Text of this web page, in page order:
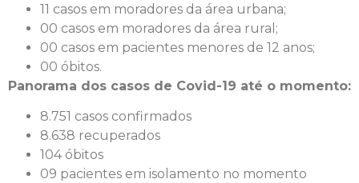
11 casos em moradores da área urbana;
00 casos em moradores da área rural;
00 casos em pacientes menores de 12 anos;
00 óbitos.
Panorama dos casos de Covid-19 até o momento:
8.751 casos confirmados
8.638 recuperados
104 óbitos
09 pacientes em isolamento no momento